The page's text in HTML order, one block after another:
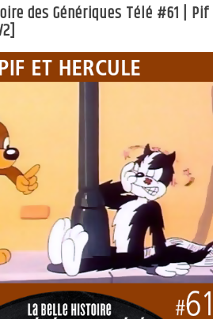
des Génériques Télé #61 | Pif